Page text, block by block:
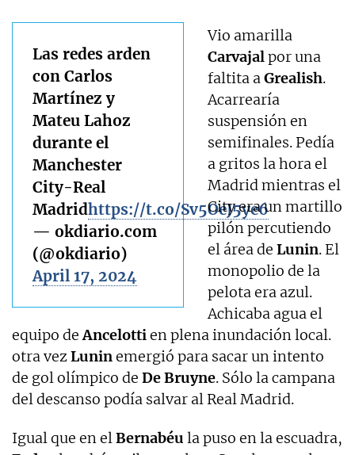
Las redes arden
con Carlos
Martínez y
Mateu Lahoz
durante el
Manchester
City-Real
Madridhttps://t.co/Sv5OeJ5ye6
— okdiario.com
(@okdiario)
April 17, 2024
Vio amarilla
Carvajalpor una
faltita aGrealish.
Acarrearía
suspensión en
semifinales. Pedía
a gritos la hora el
Madrid mientras el
City era un martillo
pilón percutiendo
el área deLunin. El
monopolio de la
pelota era azul.
Achicaba agua el
equipo deAncelottien plena inundación local.
otra vezLuninemergió para sacar un intento
de gol olímpico de De Bruyne. Sólo la campana
del descanso podía salvar al Real Madrid.
Igual que en elBernabéu la puso en la escuadra,